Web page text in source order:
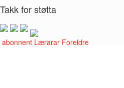
Takk for støtta
abonnent Lærarar Foreldre